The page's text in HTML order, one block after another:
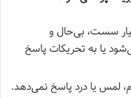
سست، بی‌حال و
یا به تحریکات پاسخ
لمس یا درد پاسخ نمی‌دهد.